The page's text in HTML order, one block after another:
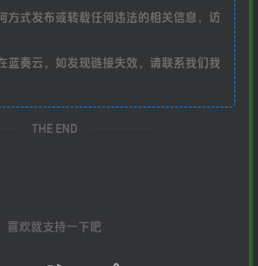
方式发布或转载任何违法的相关信息，访
蓝奏云，如发现链接失效，请联系我们我
THE END
喜欢就支持一下吧